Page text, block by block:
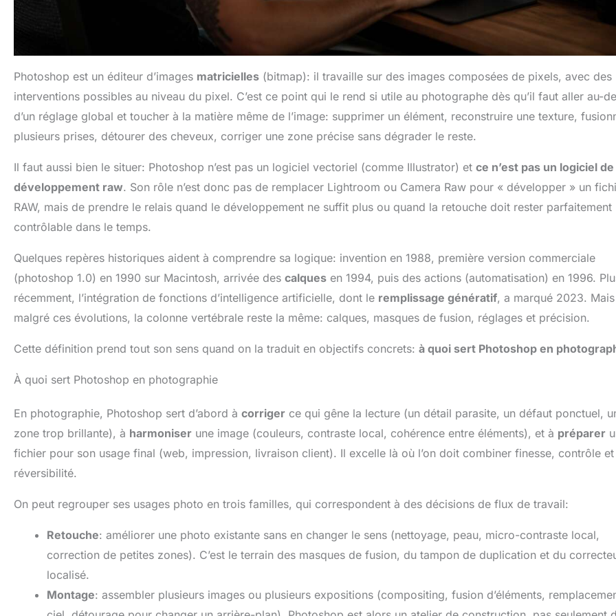
Photoshop est un éditeur d’images matricielles (bitmap): il travaille sur des images composées de pixels, avec des
interventions possibles au niveau du pixel. C’est ce point qui le rend si utile au photographe dès qu’il faut aller au-
d’un réglage global et toucher à la matière même de l’image: supprimer un élément, reconstruire une texture,
plusieurs prises, détourer des cheveux, corriger une zone précise sans dégrader le reste.
Il faut aussi bien le situer: Photoshop n’est pas un logiciel vectoriel (comme Illustrator) et ce n’est pas un logiciel de
développement raw. Son rôle n’est donc pas de remplacer Lightroom ou Camera Raw pour « développer » un
RAW, mais de prendre le relais quand le développement ne suffit plus ou quand la retouche doit rester parfaitement
contrôlable dans le temps.
Quelques repères historiques aident à comprendre sa logique: invention en 1988, première version commerciale
(photoshop 1.0) en 1990 sur Macintosh, arrivée des calques en 1994, puis des actions (automatisation) en 1996.
récemment, l’intégration de fonctions d’intelligence artificielle, dont le remplissage génératif, a marqué 2023. Mais
malgré ces évolutions, la colonne vertébrale reste la même: calques, masques de fusion, réglages et précision.
Cette définition prend tout son sens quand on la traduit en objectifs concrets: à quoi sert Photoshop en
À quoi sert Photoshop en photographie
En photographie, Photoshop sert d’abord à corriger ce qui gêne la lecture (un détail parasite, un défaut ponctuel,
zone trop brillante), à harmoniser une image (couleurs, contraste local, cohérence entre éléments), et à préparer
fichier pour son usage final (web, impression, livraison client). Il excelle là où l’on doit combiner finesse, contrôle et
réversibilité.
On peut regrouper ses usages photo en trois familles, qui correspondent à des décisions de flux de travail:
Retouche: améliorer une photo existante sans en changer le sens (nettoyage, peau, micro-contraste local,
correction de petites zones). C’est le terrain des masques de fusion, du tampon de duplication et du
localisé.
Montage: assembler plusieurs images ou plusieurs expositions (compositing, fusion d’éléments,